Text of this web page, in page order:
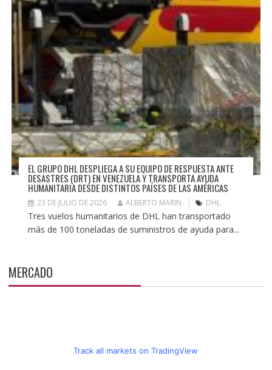
EL GRUPO DHL DESPLIEGA A SU EQUIPO DE RESPUESTA ANTE
DESASTRES (DRT) EN VENEZUELA Y TRANSPORTA AYUDA
HUMANITARIA DESDE DISTINTOS PAÍSES DE LAS AMÉRICAS
23 DE JULIO DE 2026 ALBERTO MARIN DHL
Tres vuelos humanitarios de DHL han transportado
más de 100 toneladas de suministros de ayuda para...
MERCADO
Track all markets on TradingView